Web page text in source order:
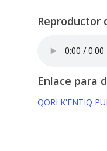
Reproductor
Enlace para
QORI K'ENTIQ